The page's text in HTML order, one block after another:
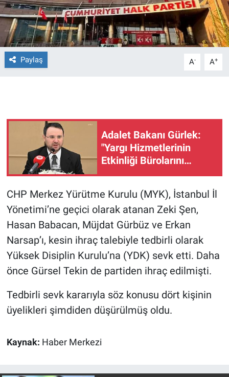
Paylaş A- A+
Adalet Bakanı Gürlek:
"Yargı Hizmetlerinin
Etkinliği Bürolarını
CHP Merkez Yürütme Kurulu (MYK), İstanbul İl
Yönetimi’ne geçici olarak atanan Zeki Şen,
Hasan Babacan, Müjdat Gürbüz ve Erkan
Narsap’ı, kesin ihraç talebiyle tedbirli olarak
Yüksek Disiplin Kurulu’na (YDK) sevk etti. Daha
önce Gürsel Tekin de partiden ihraç edilmişti.
Tedbirli sevk kararıyla söz konusu dört kişinin
üyelikleri şimdiden düşürülmüş oldu.
Kaynak: Haber Merkezi
Forum
Gerçeğin İzinde
Gün Başlıyor
Gün Ortası
Gündem Özel
Günün görüntüsü
Haber
İlan
Kimdir
Koronavirüs
Kültür Sanat